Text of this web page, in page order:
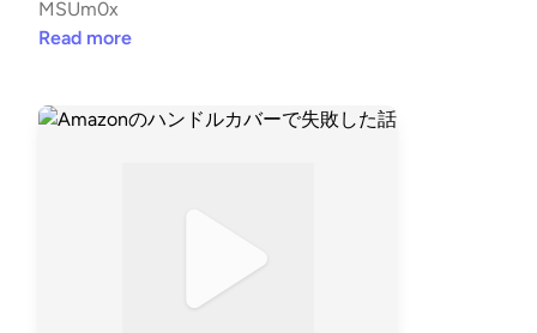
MSUm0x
Read more